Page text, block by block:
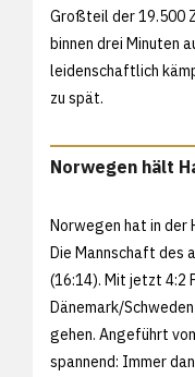
Großteil der 19.500
binnen drei Minuten
leidenschaftlich
zu spät.
Norwegen hält
Norwegen hat in der
Die Mannschaft des
(16:14). Mit jetzt 4:2
Dänemark/
gehen. Angeführt
spannend: Immer